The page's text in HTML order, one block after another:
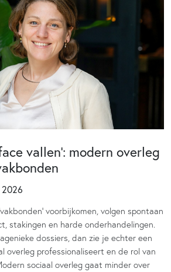
vallen’: modern overleg
voorbijkomen, volgen spontaan
stakingen en harde onderhandelingen.
dossiers, dan zie je echter een
overleg professionaliseert en de rol van
sociaal overleg gaat minder over